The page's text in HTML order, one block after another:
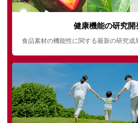
健康機能の研究開
食品素材の機能性に関する最新の研究成